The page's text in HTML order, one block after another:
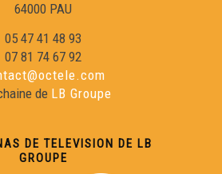
64000 PAU
05 47 41 48 93
07 81 74 67 92
de LB Groupe
DE TELEVISION DE LB
GROUPE